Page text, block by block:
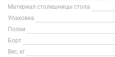
Материал столешницы стола
Упаковка
Полки
Борт
Вес, кг